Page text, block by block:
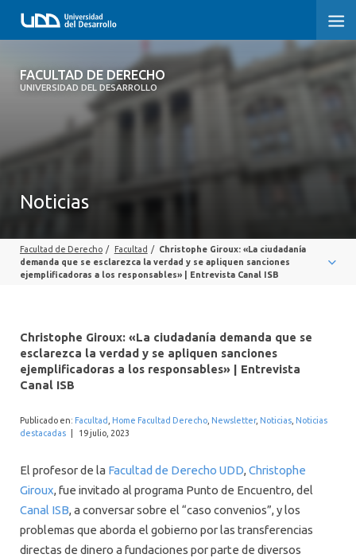
FACULTAD DE DERECHO
UNIVERSIDAD DEL DESARROLLO
FACULTAD DE DERECHO
SOBRE LA FACULTAD
PROFESORES
INTERNACIONAL
Noticias
Facultad de Derecho / Facultad / Christophe Giroux: «La ciudadanía
demanda que se esclarezca la verdad y se apliquen sanciones
ejemplificadoras a los responsables» | Entrevista Canal ISB
Christophe Giroux: «La ciudadanía demanda que se
esclarezca la verdad y se apliquen sanciones
ejemplificadoras a los responsables» | Entrevista
Canal ISB
Publicado en: Facultad Home Facultad Derecho Newsletter, Noticias Noticias
destacadas
19 julio, 2023
El profesor de la Facultad de Derecho UDD, Christophe
Giroux, fue invitado al programa Punto de Encuentro, del
Canal ISB, a conversar sobre el “caso convenios”, y los
problemas que aborda el gobierno por las transferencias
directas de dinero a fundaciones por parte de diversos